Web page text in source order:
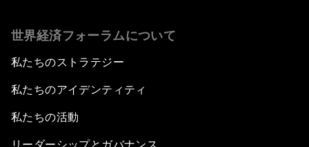
世界経済フォーラムについて
私たちのストラテジー
私たちのアイデンティティ
私たちの活動